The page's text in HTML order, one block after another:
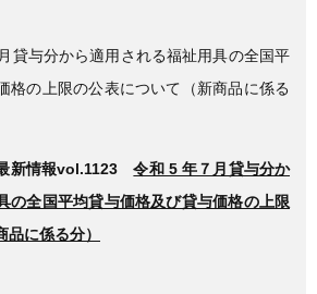
貸与分から適用される福祉用具の全国平
格の上限の公表について（新商品に係る
新情報vol.1123令和 5 年７月貸与分か
の全国平均貸与価格及び貸与価格の上限
に係る分）